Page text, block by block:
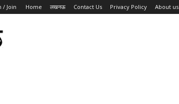
/ Join Home लखनऊ Contact Us Privacy Policy About us